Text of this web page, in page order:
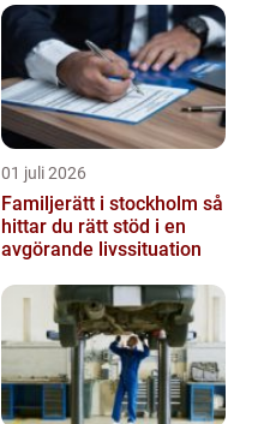
01 juli 2026
Familjerätt i stockholm så
hittar du rätt stöd i en
avgörande livssituation